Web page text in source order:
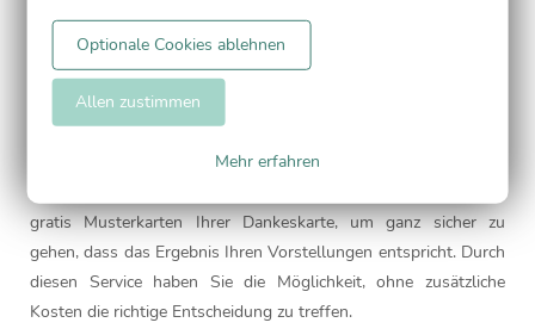
GRATIS MUSTERKARTEN
Fällt es Ihnen schwer, sich zwischen verschiedenen
Danksagungskartenzu entscheiden oder möchten Sie Ihren
Entwurf vor der endgültigen Bestellung einfach gern einmal in
den Händen halten, um sich von der Papier- und Druckqualität
gratis Musterkarten Ihrer Dankeskarte, um ganz sicher zu
gehen, dass das Ergebnis Ihren Vorstellungen entspricht. Durch
diesen Service haben Sie die Möglichkeit, ohne zusätzliche
Kosten die richtige Entscheidung zu treffen.
Mehr erfahren
Optionale Cookies ablehnen
Allen zustimmen